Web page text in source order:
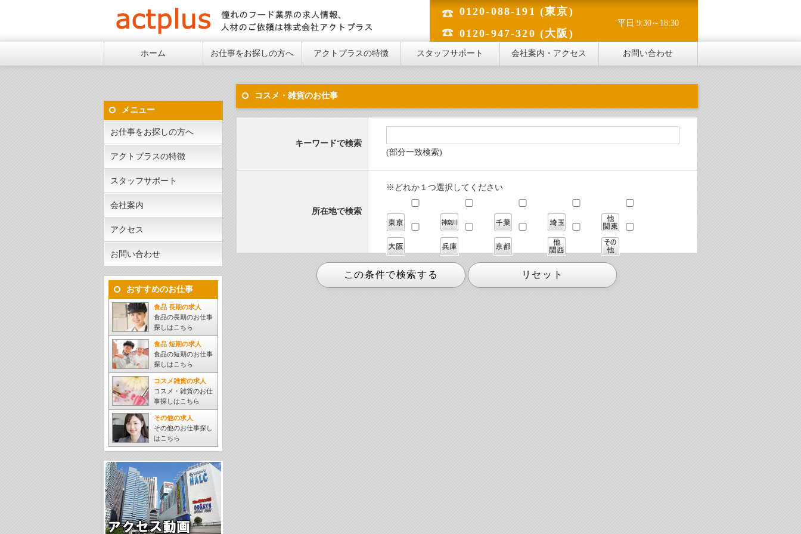
憧れのフード業界の求人情報、人材のご依頼は株式会社アクトプラス
0120-088-191 (東京)
0120-947-320 (大阪)
平日 9:30～18:30
ホーム お仕事をお探しの方へ アクトプラスの特徴 スタッフサポート 会社案内・アクセス お問い合わせ
コスメ・雑貨のお仕事
キーワードで検索
(部分一致検索)
所在地で検索
※どれか１つ選択してください
メニュー
お仕事をお探しの方へ
アクトプラスの特徴
スタッフサポート
会社案内
アクセス
お問い合わせ
おすすめのお仕事
食品 長期の求人
食品の長期のお仕事
探しはこちら
食品 短期の求人
食品の短期のお仕事
探しはこちら
コスメ雑貨の求人
コスメ・雑貨のお仕
事探しはこちら
その他の求人
その他のお仕事探し
はこちら